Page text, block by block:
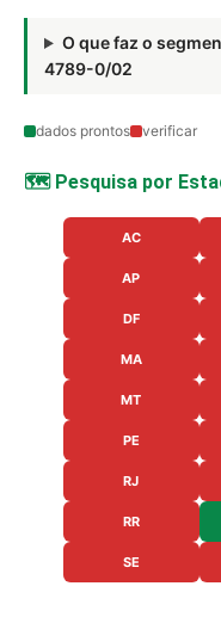
O que faz o
4789-0/02
dados prontos verificar
🗺️ Pesquisa por
AC
AP
DF
MA
MT
PE
RJ
RR
SE